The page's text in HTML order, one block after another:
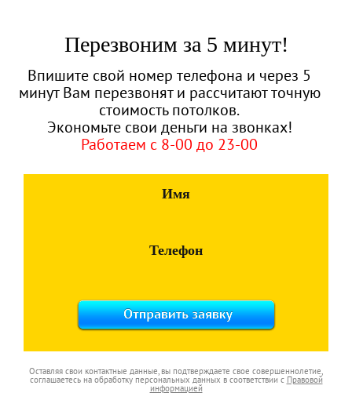
Имя
Телефон
Оставляя свои контактные данные, вы подтверждаете свое совершеннолетие,
соглашаетесь на обработку персональных данных в соответствии с Правовой
информацией
Перезвоним за 5 минут!
Впишите свой номер телефона и через 5
минут Вам перезвонят и рассчитают точную
стоимость потолков.
Экономьте свои деньги на звонках!
Работаем с 8-00 до 23-00